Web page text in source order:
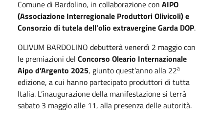
Comune di Bardolino, in collaborazione con AIPO
(Associazione Interregionale Produttori Olivicoli) e
Consorzio di tutela dell’olio extravergine Garda DOP.
OLIVUM BARDOLINO debutterà venerdì 2 maggio con
le premiazioni del Concorso Oleario Internazionale
Aipo d’Argento 2025, giunto quest’anno alla 22a
edizione, a cui hanno partecipato produttori di tutta
Italia. L’inaugurazione della manifestazione si terrà
sabato 3 maggio alle 11, alla presenza delle autorità.